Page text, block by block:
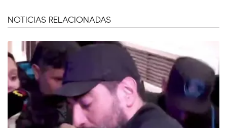
NOTICIAS RELACIONADAS